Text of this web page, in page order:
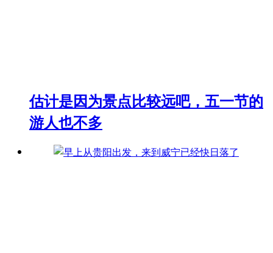
估计是因为景点比较远吧，五一节的
游人也不多